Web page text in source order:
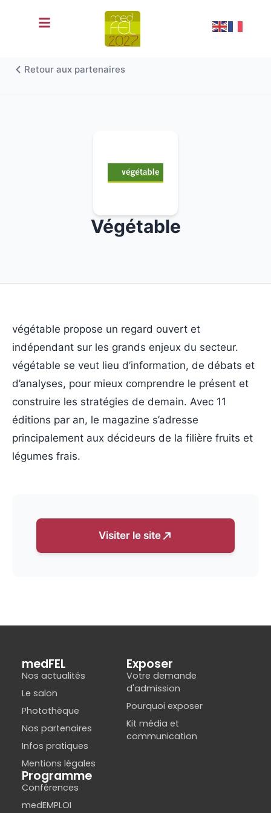
Retour aux partenaires
Végétable
végétable propose un regard ouvert et
indépendant sur les grands enjeux du secteur.
végétable se veut lieu d’information, de débats et
d’analyses, pour mieux comprendre le présent et
construire les stratégies de demain. Avec 11
éditions par an, le magazine s’adresse
principalement aux décideurs de la filière fruits et
légumes frais.
Visiter le site
medFEL
Nos actualités
Le salon
Photothèque
Nos partenaires
Infos pratiques
Mentions légales
Exposer
Votre demande
d'admission
Pourquoi exposer
Kit média et
communication
Programme
Conférences
medEMPLOI